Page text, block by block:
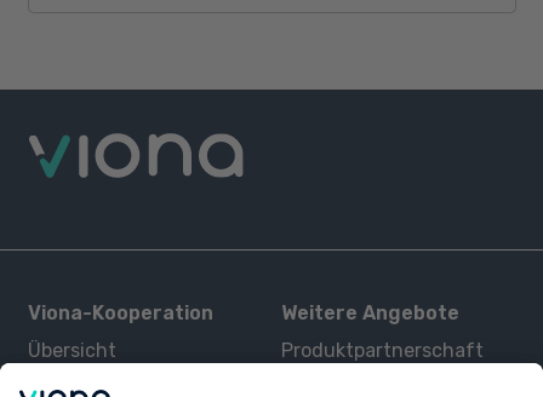
Viona-Kooperation
Übersicht
Kurse
Weitere Angebote
Produktpartnerschaft